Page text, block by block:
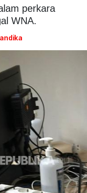
perkara
WNA.